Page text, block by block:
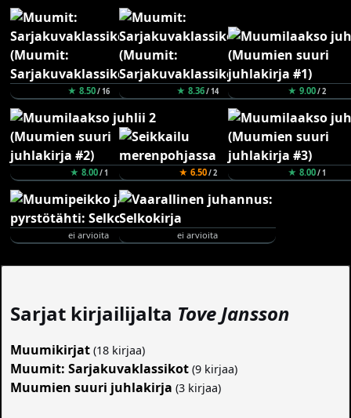
★ 8.50/ 16 ★ 8.36/ 14 ★ 9.00/ 2
★ 8.00/ 1 ★ 6.50/ 2 ★ 8.00/ 1
ei arvioita ei arvioita
Sarjat kirjailijalta Tove Jansson
Muumikirjat (18 kirjaa)
Muumit: Sarjakuvaklassikot (9 kirjaa)
Muumien suuri juhlakirja (3 kirjaa)